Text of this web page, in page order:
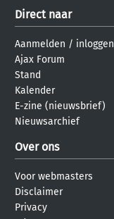
Direct naar
Aanmelden / inloggen
Ajax Forum
Stand
Kalender
E-zine (nieuwsbrief)
Nieuwsarchief
Over ons
Voor webmasters
Disclaimer
Privacy